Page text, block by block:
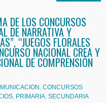
DE LOS CONCURSOS
DE NARRATIVA Y
“JUEGOS FLORALES
NACIONAL CREA Y
DE COMPRENSIÓN
, CONCURSOS
, PRIMARIA, SECUNDARIA